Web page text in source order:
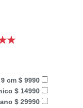
cm $ 9990
$ 14990
$ 29990